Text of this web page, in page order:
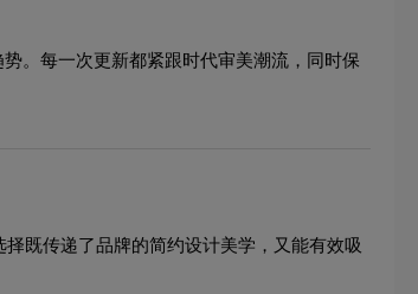
。每一次更新都紧跟时代审美潮流，同时保
既传递了品牌的简约设计美学，又能有效吸